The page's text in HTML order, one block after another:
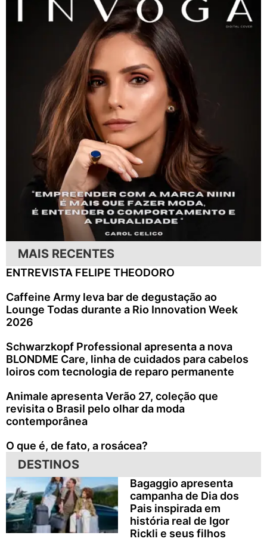
MAIS RECENTES
ENTREVISTA FELIPE THEODORO
Caffeine Army leva bar de degustação ao
Lounge Todas durante a Rio Innovation Week
2026
Schwarzkopf Professional apresenta a nova
BLONDME Care, linha de cuidados para cabelos
loiros com tecnologia de reparo permanente
Animale apresenta Verão 27, coleção que
revisita o Brasil pelo olhar da moda
contemporânea
O que é, de fato, a rosácea?
DESTINOS
Bagaggio apresenta
campanha de Dia dos
Pais inspirada em
história real de Igor
Rickli e seus filhos